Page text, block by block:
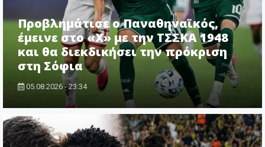
Προβλημάτισε ο Παναθηναϊκός,
έμεινε στο «Χ» με την ΤΣΣΚΑ 1948
και θα διεκδικήσει την πρόκριση
στη Σόφια
05.08.2026 - 23:34